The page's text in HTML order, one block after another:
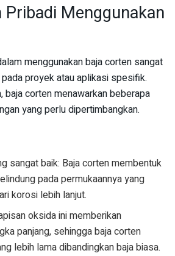
Pribadi Menggunakan
menggunakan baja corten sangat
proyek atau aplikasi spesifik.
baja corten menawarkan beberapa
yang perlu dipertimbangkan.
sangat baik: Baja corten membentuk
pada permukaannya yang
korosi lebih lanjut.
oksida ini memberikan
panjang, sehingga baja corten
lebih lama dibandingkan baja biasa.